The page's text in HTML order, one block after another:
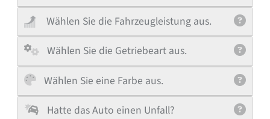
Wählen Sie die Fahrzeugleistung aus.
Wählen Sie die Getriebeart aus.
Wählen Sie eine Farbe aus.
Hatte das Auto einen Unfall?